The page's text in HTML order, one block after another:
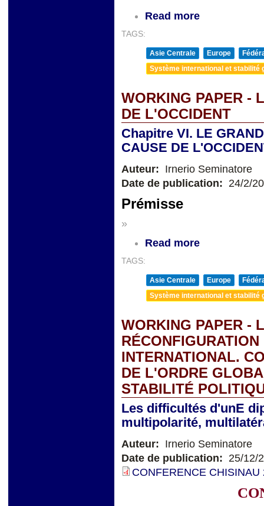
Read more
TAGS:
Asie Centrale Europe
Système international et stabilité
WORKING PAPER -
DE L'OCCIDENT
Chapitre VI. LE
CAUSE DE
Auteur: Irnerio Seminatore
Date de publication: 24/2/
Prémisse
»
Read more
TAGS:
Asie Centrale Europe
Système international et stabilité
WORKING PAPER -
INTERNATIONAL.
DE L'ORDRE
STABILITÉ
Les difficultés d'unE
multipolarité,
Auteur: Irnerio Seminatore
Date de publication: 25/12/
CONFERENCE